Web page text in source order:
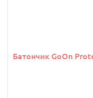
Батончик GoOn